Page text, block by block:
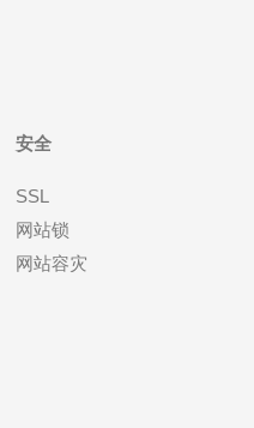
安全
SSL
网站锁
网站容灾